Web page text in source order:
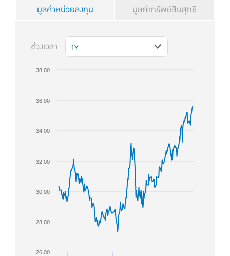
มูลค่าหน่วยลงทุน มูลค่าทรัพย์สินสุทธิ
ช่วงเวลา 1Y
26.00
28.00
30.00
32.00
34.00
36.00
38.00